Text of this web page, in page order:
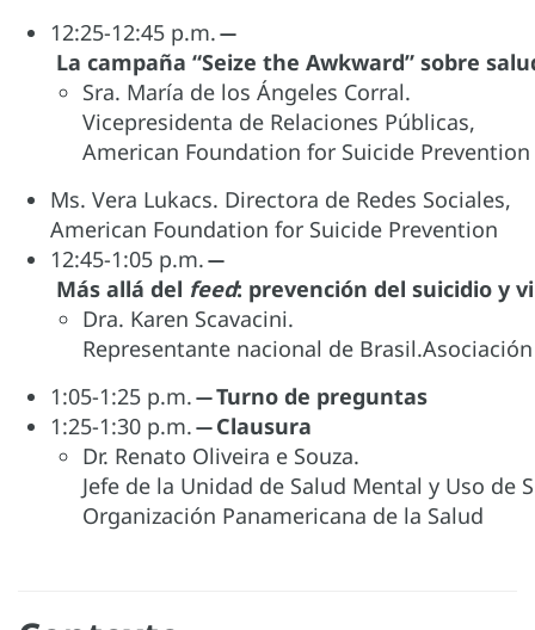
12:25-12:45 p.m.̶
La campaña “Seize the Awkward” sobre
Sra. María de los Ángeles Corral.
Vicepresidenta de Relaciones Públicas,
American Foundation for Suicide Prevention
Ms. Vera Lukacs. Directora de Redes Sociales,
American Foundation for Suicide Prevention
12:45-1:05 p.m.̶
Más allá del feed: prevención del suicidio y
Dra. Karen Scavacini.
Representante nacional de
1:05-1:25 p.m.̶ Turno de preguntas
1:25-1:30 p.m.̶ Clausura
Dr. Renato Oliveira e Souza.
Jefe de la Unidad de Salud Mental y Uso de
Organización Panamericana de la Salud